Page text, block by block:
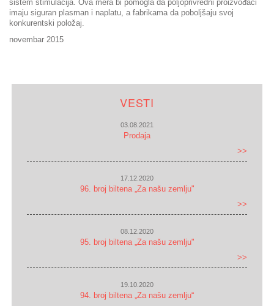
sistem stimulacija. Ova mera bi pomogla da poljoprivredni proizvođači
imaju siguran plasman i naplatu, a fabrikama da poboljšaju svoj
konkurentski položaj.
novembar 2015
VESTI
03.08.2021
Prodaja
>>
17.12.2020
96. broj biltena „Za našu zemlju"
>>
08.12.2020
95. broj biltena „Za našu zemlju"
>>
19.10.2020
94. broj biltena „Za našu zemlju“